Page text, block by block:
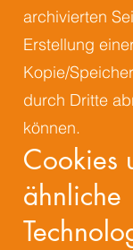
archivierten
Erstellung
Kopie/
durch Dritte
können.
Cookies
ähnliche